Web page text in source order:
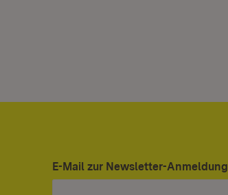
E-Mail zur Newsletter-Anmeldung